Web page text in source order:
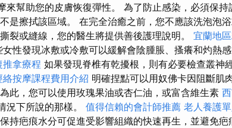
來幫助您的皮膚恢復彈性。 為了防止感染，必須保持
是擦拭該區域。 在完全治癒之前，您不應該洗泡泡
裂或縫線，您的醫生將提供善後護理說明。 宜蘭地
女性發現冰敷或冷敷可以緩解會陰腫脹、搔癢和灼熱感
推拿療程 如果發現脊椎有乾擾根，則有必要檢查叢神
絡按摩課程費用介紹 明確捏點可以用奴佛卡因阻斷肌
此，您可以使用玫瑰果油或杏仁油，或富含維生素
況下所說的那樣。 值得信賴的會計師推薦 老人養護
持疤痕水分可促進受影響組織的快速再生，並避免疤